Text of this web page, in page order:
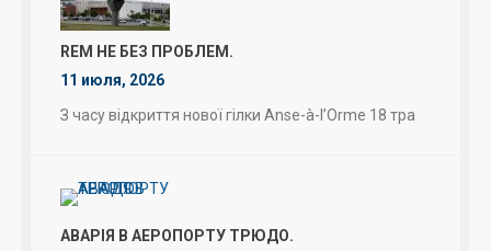
REM НЕ БЕЗ ПРОБЛЕМ.
11 июля, 2026
З часу відкриття нової гілки Anse-à-l’Orme 18 тра
АВАРІЯ В АЕРОПОРТУ ТРЮДО.